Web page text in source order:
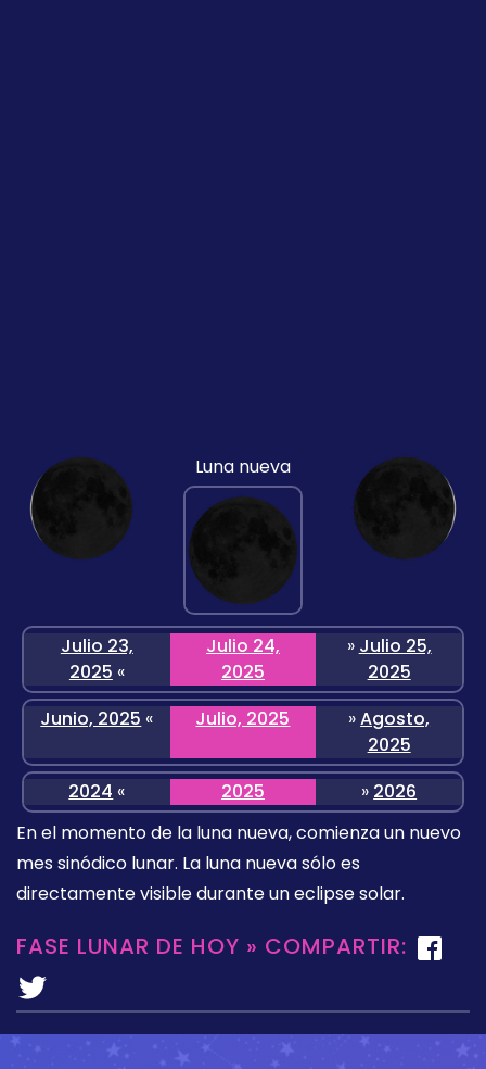
Luna nueva
Julio 23,
2025 «
Julio 24,
2025
» Julio 25,
2025
Junio, 2025 « Julio, 2025 »Agosto,
2025
2024 « 2025 » 2026
En el momento de la luna nueva, comienza un nuevo
mes sinódico lunar. La luna nueva sólo es
directamente visible durante un eclipse solar.
FASE LUNAR DE HOY » COMPARTIR: